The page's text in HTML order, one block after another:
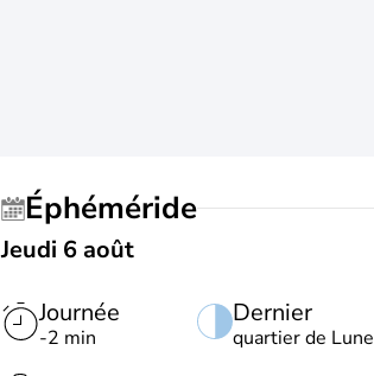
Éphéméride
Jeudi 6 août
Journée
-2 min
Dernier
quartier de Lune